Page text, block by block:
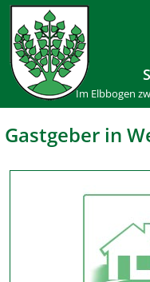
Im Elbbogen
Gastgeber in